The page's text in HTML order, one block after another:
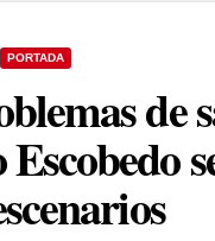
PORTADA
de